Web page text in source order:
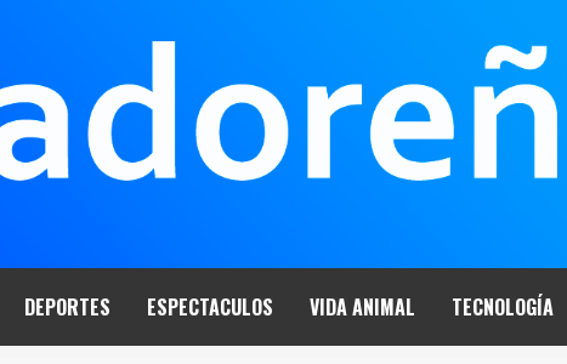
DEPORTES ESPECTACULOS VIDA ANIMAL TECNOLOGÍA